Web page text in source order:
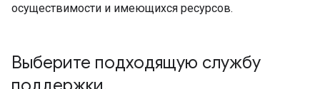
осуществимости и имеющихся ресурсов.
Выберите подходящую службу